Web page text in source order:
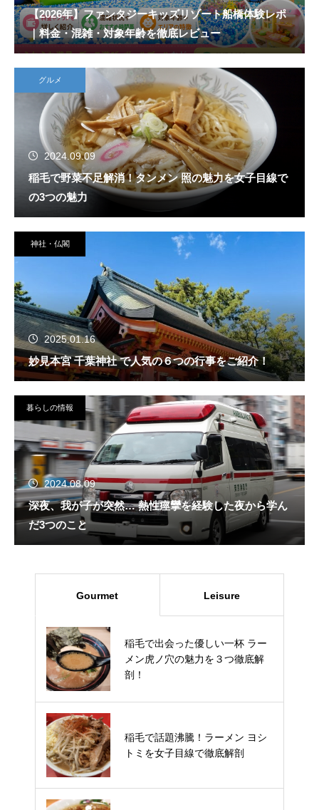
【2026年】ファンタジーキッズリゾート船橋体験レポ
｜料金・混雑・対象年齢を徹底レビュー
グルメ
2024.09.09
稲毛で野菜不足解消！タンメン 照の魅力を女子目線で
の3つの魅力
神社・仏閣
2025.01.16
妙見本宮 千葉神社 で人気の６つの行事をご紹介！
暮らしの情報
2024.08.09
深夜、我が子が突然… 熱性痙攣を経験した夜から学ん
だ3つのこと
Gourmet Leisure
稲毛で出会った優しい一杯 ラー
メン虎ノ穴の魅力を３つ徹底解
剖！
稲毛で話題沸騰！ラーメン ヨシ
トミを女子目線で徹底解剖
稲毛浅間神社 安産祈願 申込方法
人気の理由の3つのポイントを紹
介
習志野 スポッチャ 何がある？子
連れでも友達でも！3つのおすす
めポイント